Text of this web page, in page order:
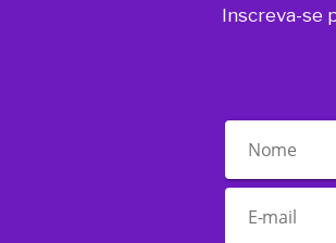
Inscreva-se